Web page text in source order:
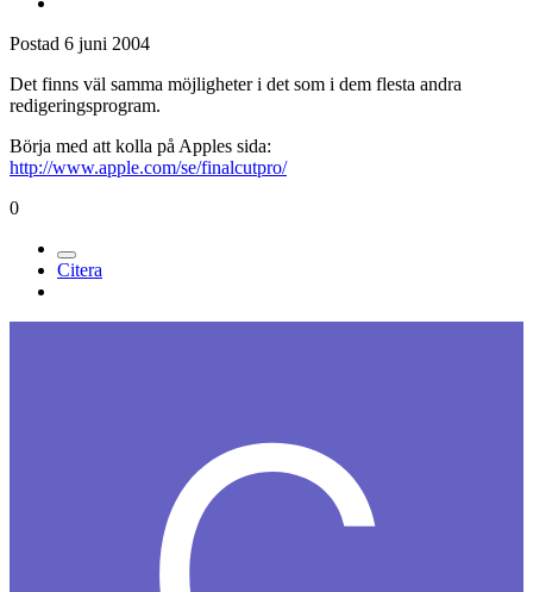
Postad 6 juni 2004
Det finns väl samma möjligheter i det som i dem flesta andra
redigeringsprogram.
Börja med att kolla på Apples sida:
http://www.apple.com/se/finalcutpro/
0
Citera